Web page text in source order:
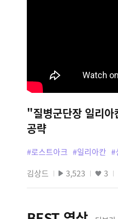
"질병군단장 일리
공략
#로스트아크 #일리아칸 #
김상드
3,523 3